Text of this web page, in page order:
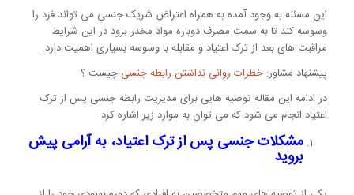
این مسئله به وجود آمده به همراه اعتراض شریک جنسی می تواند فرد را
وسوسه کند تا به سمت مصرف دوباره مواد مخدر برود در این شرایط
مراقبت های بعد از ترک اعتیاد و مقابله با وسوسه بسیاری اهمیت دارد.
پیشنهاد مشاور: خطرات روانی نداشتن رابطه جنسی چیست ؟
در ادامه این مقاله توصیه هایی برای مدیریت رابطه جنسی پس از ترک
اعتیاد انجام می شود که می توان به موارد زیر اشاره کرد:
مشکلات جنسی پس از ترک اعتیاد، به آرامی پیش
بروید